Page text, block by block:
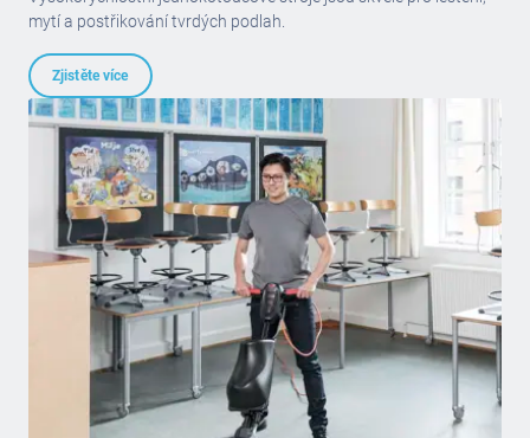
mytí a postřikování tvrdých podlah.
Zjistěte více